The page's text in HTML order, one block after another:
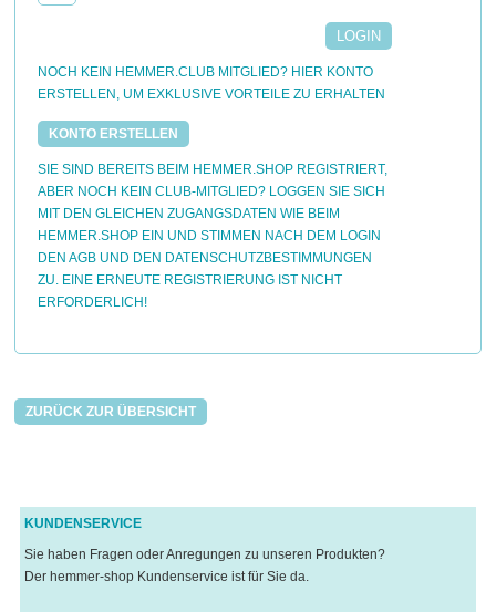
NOCH KEIN HEMMER.CLUB MITGLIED? HIER KONTO
ERSTELLEN, UM EXKLUSIVE VORTEILE ZU ERHALTEN
KONTO ERSTELLEN
SIE SIND BEREITS BEIM HEMMER.SHOP REGISTRIERT,
ABER NOCH KEIN CLUB-MITGLIED? LOGGEN SIE SICH
MIT DEN GLEICHEN ZUGANGSDATEN WIE BEIM
HEMMER.SHOP EIN UND STIMMEN NACH DEM LOGIN
DEN AGB UND DEN DATENSCHUTZBESTIMMUNGEN
ZU. EINE ERNEUTE REGISTRIERUNG IST NICHT
ERFORDERLICH!
ZURÜCK ZUR ÜBERSICHT
KUNDENSERVICE
Sie haben Fragen oder Anregungen zu unseren Produkten?
Der hemmer-shop Kundenservice ist für Sie da.